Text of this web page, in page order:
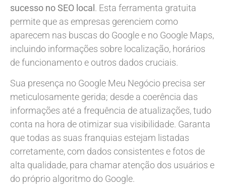
sucesso no SEO local. Esta ferramenta gratuita
permite que as empresas gerenciem como
aparecem nas buscas do Google e no Google Maps,
incluindo informações sobre localização, horários
de funcionamento e outros dados cruciais.
Sua presença no Google Meu Negócio precisa ser
meticulosamente gerida; desde a coerência das
informações até a frequência de atualizações, tudo
conta na hora de otimizar sua visibilidade. Garanta
que todas as suas franquias estejam listadas
corretamente, com dados consistentes e fotos de
alta qualidade, para chamar atenção dos usuários e
do próprio algoritmo do Google.